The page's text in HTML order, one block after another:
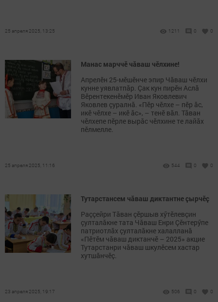
25 апреля 2025, 13:25 1211 0 0
Манас марччӗ чӑваш чӗлхине!
Апрелӗн 25-мӗшӗнче эпир Чăваш чӗлхи
кунне уявлатпăр. Çак кун пирӗн Аслӑ
Вӗрентекенӗмӗр Иван Яковлевич
Яковлев çуралнӑ. «Пӗр чӗлхе – пӗр ӑс,
икӗ чӗлхе – икӗ ӑс», – тенӗ вӑл. Тӑван
чӗлхепе пӗрле вырӑс чӗлхине те лайăх
пӗлмелле.
25 апреля 2025, 11:16 544 0 0
Тутарстансем чӑваш диктантне ҫырчӗҫ
Раççейри Тăван çĕршыв хӳтĕлевçин
çулталăкне тата Чăваш Енри Çĕнтерӳпе
патриотлăх çулталăкне халалланă
«Пĕтĕм чăваш диктанчĕ – 2025» акцие
Тутарстанри чӑваш шкулӗсем хастар
хутшӑнчӗҫ.
23 апреля 2025, 19:17 506 0 0